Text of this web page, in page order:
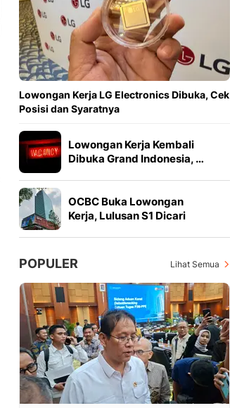
Lowongan Kerja LG Electronics Dibuka, Cek
Posisi dan Syaratnya
Lowongan Kerja Kembali
Dibuka Grand Indonesia, …
OCBC Buka Lowongan
Kerja, Lulusan S1 Dicari
POPULER Lihat Semua